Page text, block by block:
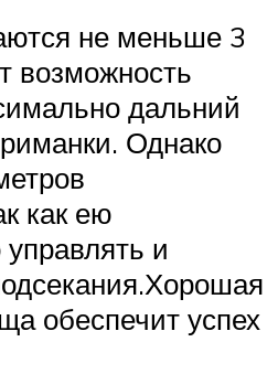
не меньше 3
возможность
дальний
Однако
как ею
и
обеспечит успех